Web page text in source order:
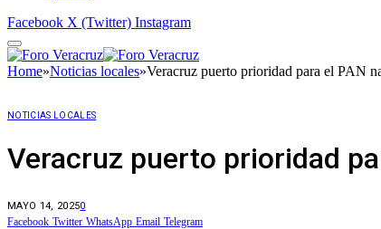
Facebook X (Twitter) Instagram
Home»Noticias locales»Veracruz puerto prioridad para el PAN
NOTICIAS LOCALES
Veracruz puerto prioridad
MAYO 14, 20250
Facebook Twitter WhatsApp Email Telegram